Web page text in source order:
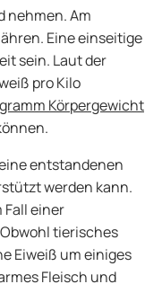
nehmen. Am
Eine einseitige
sein. Laut der
pro Kilo
Körpergewicht
entstandenen
werden kann.
einer
tierisches
Eiweiß um einiges
Fleisch und